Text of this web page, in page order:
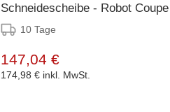
Schneidescheibe - Robot
10 Tage
147,04 €
174,98 € inkl. MwSt.